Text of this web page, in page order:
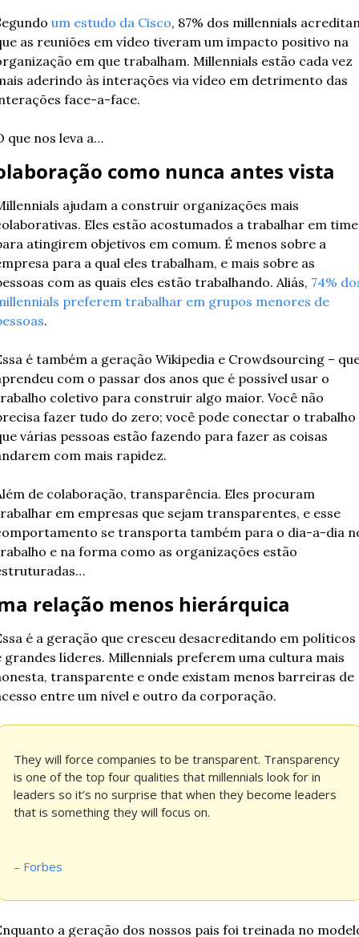
um estudo da Cisco, 87% dos millennials
as reuniões em vídeo tiveram um impacto positivo na
em que trabalham. Millennials estão cada vez
aderindo às interações via vídeo em detrimento das
face-a-face.
que nos leva a…
como nunca antes vista
ajudam a construir organizações mais
Eles estão acostumados a trabalhar em
atingirem objetivos em comum. É menos sobre a
para a qual eles trabalham, e mais sobre as
com as quais eles estão trabalhando. Aliás, 74%
preferem trabalhar em grupos menores de
.
é também a geração Wikipedia e Crowdsourcing –
com o passar dos anos que é possível usar o
coletivo para construir algo maior. Você não
fazer tudo do zero; você pode conectar o trabalho
várias pessoas estão fazendo para fazer as coisas
com mais rapidez.
de colaboração, transparência. Eles procuram
em empresas que sejam transparentes, e esse
se transporta também para o dia-a-dia
e na forma como as organizações estão
relação menos hierárquica
é a geração que cresceu desacreditando em políticos
grandes líderes. Millennials preferem uma cultura mais
transparente e onde existam menos barreiras de
entre um nível e outro da corporação.
They will force companies to be transparent. Transparency
is one of the top four qualities that millennials look for in
leaders so it’s no surprise that when they become leaders
that is something they will focus on.
– Forbes
a geração dos nossos pais foi treinada no